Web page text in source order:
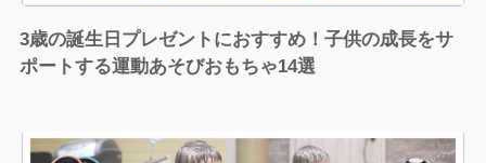
3歳の誕生日プレゼントにおすすめ！子供の成長をサ
ポートする運動あそびおもちゃ14選